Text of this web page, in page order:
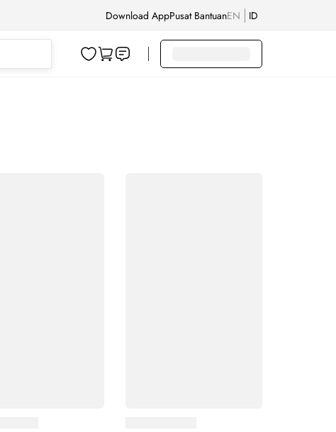
Download AppPusat BantuanEN ID